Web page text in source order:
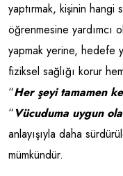
yaptırmak, kişinin hangi
öğrenmesine yardımcı
yapmak yerine, hedefe
fiziksel sağlığı korur
“Her şeyi tamamen
“Vücuduma uygun
anlayışıyla daha
mümkündür.